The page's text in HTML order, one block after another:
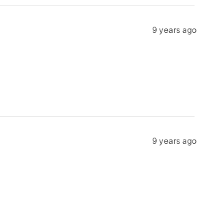
9 years ago
9 years ago